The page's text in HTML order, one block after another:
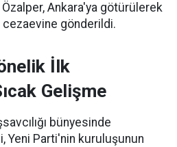
Özalper, Ankara'ya götürülerek
cezaevine gönderildi.
İlk
Gelişme
bünyesinde
Yeni Parti'nin kuruluşunun